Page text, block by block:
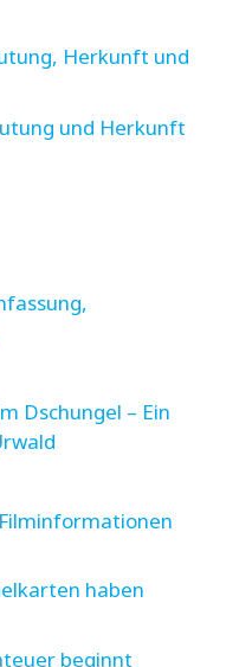
Herkunft und
und Herkunft
Dschungel – Ein
haben
beginnt